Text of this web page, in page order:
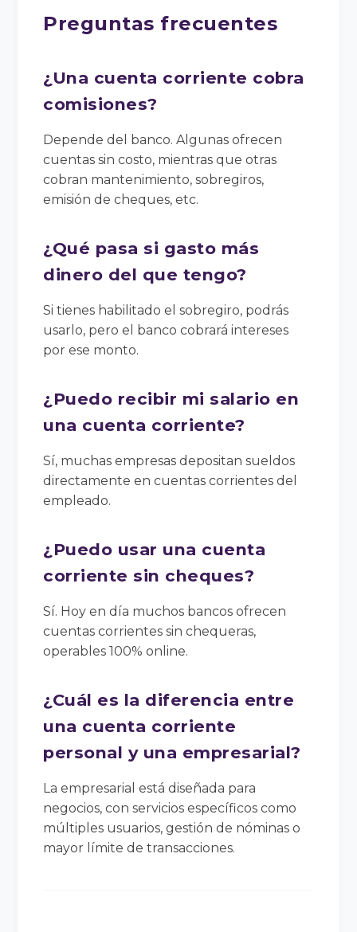
Preguntas frecuentes
¿Una cuenta corriente cobra
comisiones?
Depende del banco. Algunas ofrecen
cuentas sin costo, mientras que otras
cobran mantenimiento, sobregiros,
emisión de cheques, etc.
¿Qué pasa si gasto más
dinero del que tengo?
Si tienes habilitado el sobregiro, podrás
usarlo, pero el banco cobrará intereses
por ese monto.
¿Puedo recibir mi salario en
una cuenta corriente?
Sí, muchas empresas depositan sueldos
directamente en cuentas corrientes del
empleado.
¿Puedo usar una cuenta
corriente sin cheques?
Sí. Hoy en día muchos bancos ofrecen
cuentas corrientes sin chequeras,
operables 100% online.
¿Cuál es la diferencia entre
una cuenta corriente
personal y una empresarial?
La empresarial está diseñada para
negocios, con servicios específicos como
múltiples usuarios, gestión de nóminas o
mayor límite de transacciones.